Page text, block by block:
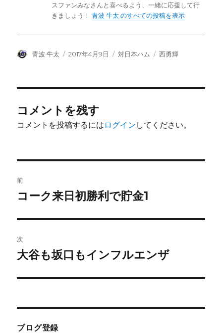
スファンみなさんと喜べるよう、一緒に応援して行
きましょう！青波 牛太 のすべての投稿を表示
投
青波 牛太
投
2017年4月9日
カ
対日本ハム
タ
西勇輝
コメントを残す
コメントを投稿するには ログイン してください。
稿
ビ
ゲ
ー
前
前
投
稿:
コーク来日初勝利で貯金1
次
次
投
大谷も坂口もインフルエンザ
ブログ登録